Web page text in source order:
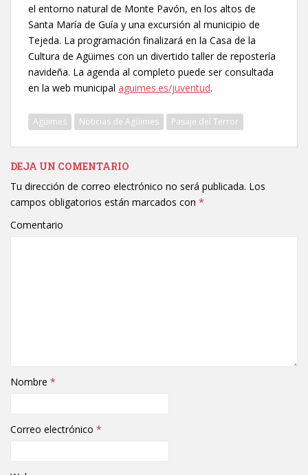
el entorno natural de Monte Pavón, en los altos de
Santa María de Guía y una excursión al municipio de
Tejeda. La programación finalizará en la Casa de la
Cultura de Agüimes con un divertido taller de repostería
navideña. La agenda al completo puede ser consultada
en la web municipal aguimes.es/juventud.
Agüimes Noticias de Agüimes Pasaje del Terror
DEJA UN COMENTARIO
Tu dirección de correo electrónico no será publicada. Los
campos obligatorios están marcados con *
Comentario
Nombre *
Correo electrónico *